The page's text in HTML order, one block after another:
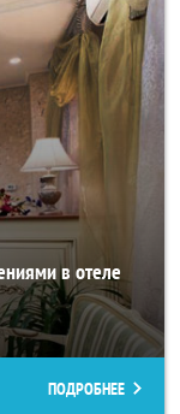
в отеле
ПОДРОБНЕЕ